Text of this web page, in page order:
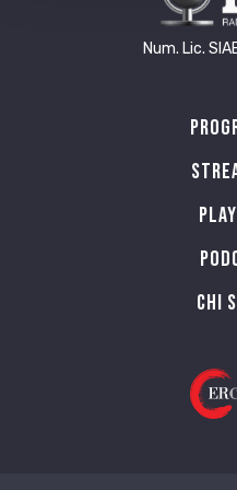
Num. Lic.
Chi